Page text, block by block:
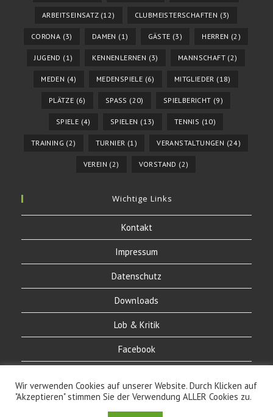
ARBEITSEINSATZ(12) CLUBMEISTERSCHAFTEN (3)
CORONA (3) DAMEN (1) GÄSTE (3) HERREN (2)
JUGEND (1) KENNENLERNEN (3) MANNSCHAFT(2)
MEDEN (4) MEDENSPIELE (6) MITGLIEDER (18)
PLÄTZE (6) SPASS (20) SPIELBERICHT (9)
SPIELE (4) SPIELEN (13) TENNIS (10)
TRAINING (2) TURNIER (1) VERANSTALTUNGEN (24)
VEREIN (2) VORSTAND (2)
Wichtige Links
Kontakt
Impressum
Datenschutz
Downloads
Lob & Kritik
Facebook
Wir verwenden Cookies auf unserer Website. Durch Klicken auf
"Akzeptieren" stimmen Sie der Verwendung ALLER Cookies zu.